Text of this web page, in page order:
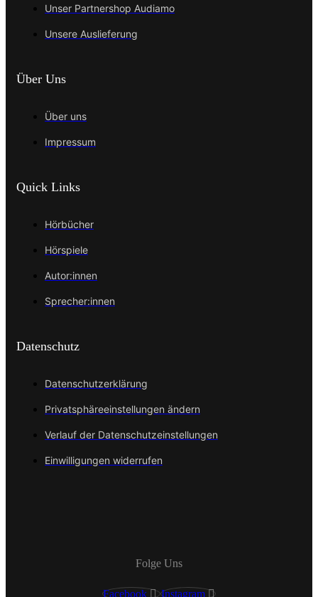
Unser Partnershop Audiamo
Unsere Auslieferung
Über Uns
Über uns
Impressum
Quick Links
Hörbücher
Hörspiele
Autor:innen
Sprecher:innen
Datenschutz
Datenschutzerklärung
Privatsphäreeinstellungen ändern
Verlauf der Datenschutzeinstellungen
Einwilligungen widerrufen
Folge Uns
Facebook Instagram